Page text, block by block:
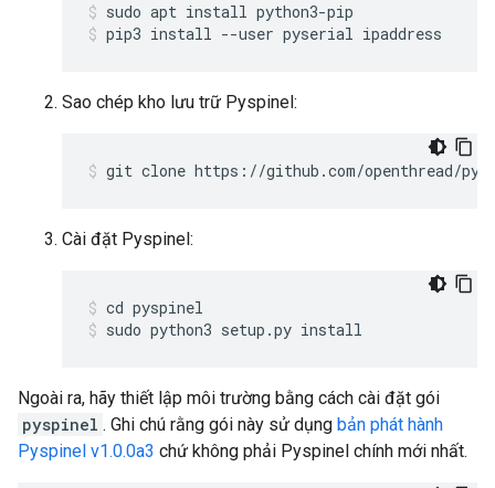
sudo apt install python3-pip
pip3 install --user pyserial ipaddress
Sao chép kho lưu trữ Pyspinel:
git clone https://github.com/openthread/
Cài đặt Pyspinel:
cd pyspinel
sudo python3 setup.py install
Ngoài ra, hãy thiết lập môi trường bằng cách cài đặt gói
pyspinel . Ghi chú rằng gói này sử dụng bản phát hành
Pyspinel v1.0.0a3 chứ không phải Pyspinel chính mới nhất.